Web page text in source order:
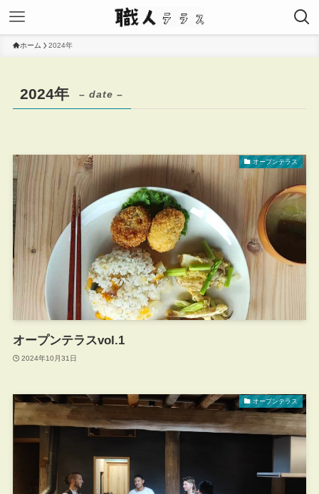
ホーム 2024年
2024年 – date –
オープンテラス
オープンテラスvol.1
2024年10月31日
オープンテラス